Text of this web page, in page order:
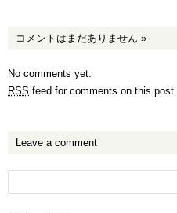
コメントはまだありません »
No comments yet.
RSS feed for comments on this post.
Leave a comment